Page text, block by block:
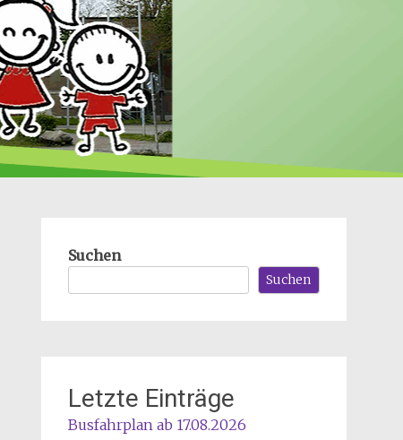
Suchen
Suchen
Letzte Einträge
Busfahrplan ab 17.08.2026